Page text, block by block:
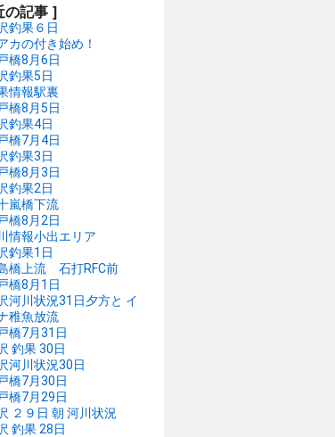
の記事 ]
釣果６日
カの付き始め！
橋8月6日
釣果5日
情報駅裏
橋8月5日
釣果4日
橋7月4日
釣果3日
橋8月3日
釣果2日
嵐橋下流
橋8月2日
情報小出エリア
釣果1日
橋上流 石打RFC前
橋8月1日
河川状況31日夕方と イ
稚魚放流
橋7月31日
釣果 30日
河川状況30日
橋7月30日
橋7月29日
２９日 朝 河川状況
釣果 28日